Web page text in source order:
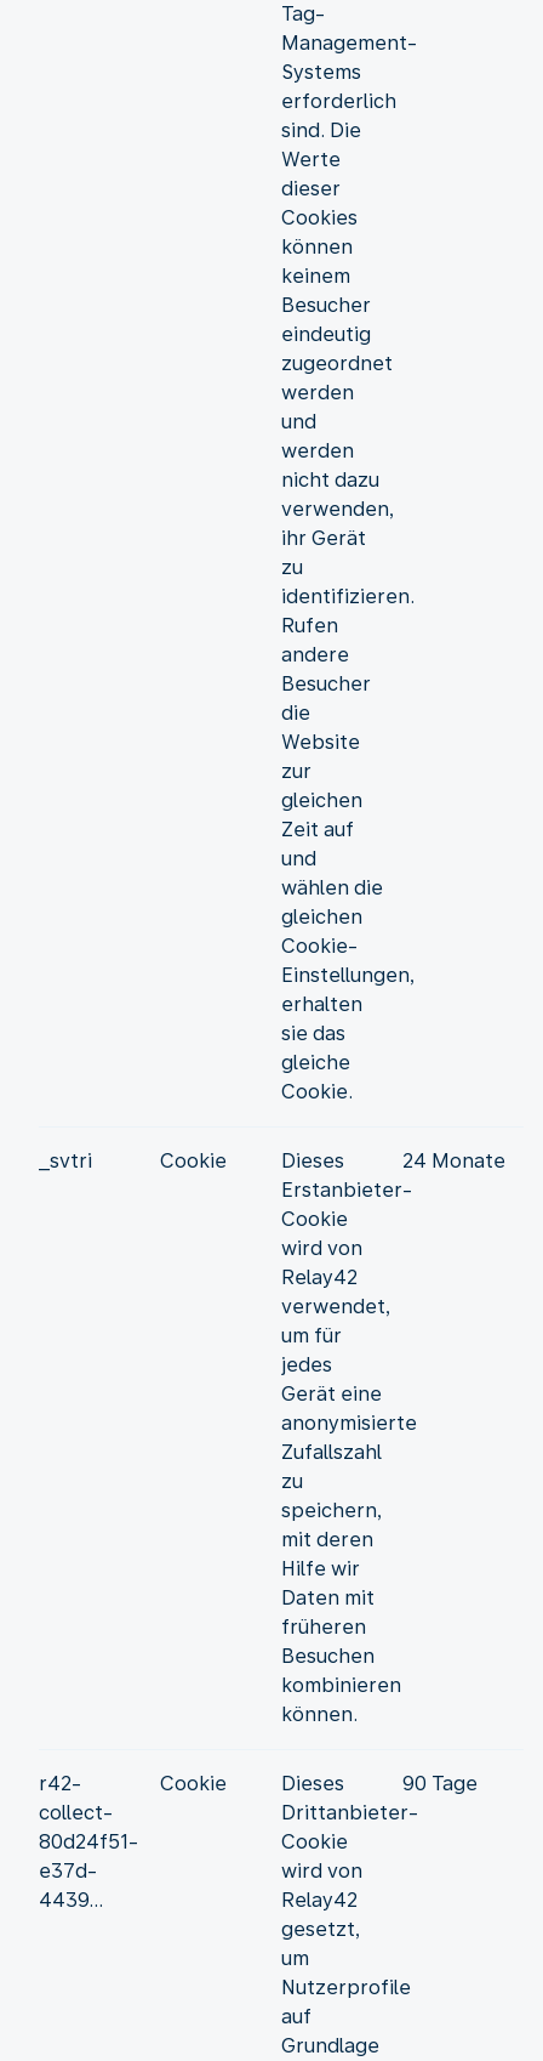
Tag-
Management-
Systems
erforderlich
sind. Die
Werte
dieser
Cookies
können
keinem
Besucher
eindeutig
zugeordnet
werden
und
werden
nicht dazu
verwenden,
ihr Gerät
zu
identifizieren.
Rufen
andere
Besucher
die
Website
zur
gleichen
Zeit auf
und
wählen die
gleichen
Cookie-
Einstellungen,
erhalten
sie das
gleiche
Cookie.
_svtri Cookie
Dieses
Erstanbieter-
Cookie
wird von
Relay42
verwendet,
um für
jedes
Gerät eine
anonymisierte
Zufallszahl
zu
speichern,
mit deren
Hilfe wir
Daten mit
früheren
Besuchen
kombinieren
können.
24 Monate
r42-
collect-
80d24f51-
e37d-
4439...
Cookie
Dieses
Drittanbieter-
Cookie
wird von
Relay42
gesetzt,
um
Nutzerprofile
auf
Grundlage
90 Tage